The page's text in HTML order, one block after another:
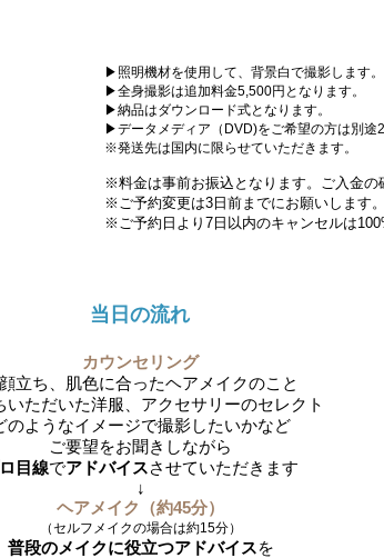
▶照明機材を使用して、背景白で撮影します。​​
▶全身撮影は追加料金5,500円となります。
▶納品はダウンロード式となります。
▶データメディア（DVD)をご希望の方は別途
※発送先は国内に限らせていただきます。
※料金は事前お振込となります。ご入金の
※ご予約変更は3日前までにお願いします
※ご予約日より7日以内のキャンセルは
当日の流れ
カウンセリング
立ち、肌色に合ったヘアメイクのこと
いただいた洋服、アクセサリーのセレクト
のようなイメージで撮影したいかなど
ご要望をお聞きしながら
目線でアドバイスさせていただきます
↓
ヘアメイク（約45分）
（セルフメイクの場合は約15分）
普段のメイクに役立つアドバイスを